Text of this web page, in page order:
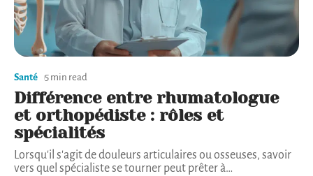
Santé 5 min read
Différence entre rhumatologue
et orthopédiste : rôles et
spécialités
Lorsqu'il s'agit de douleurs articulaires ou osseuses, savoir
vers quel spécialiste se tourner peut prêter à…